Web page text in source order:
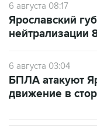
6 августа 08:17
Ярославский
нейтрализации
6 августа 03:04
БПЛА атакуют
движение в